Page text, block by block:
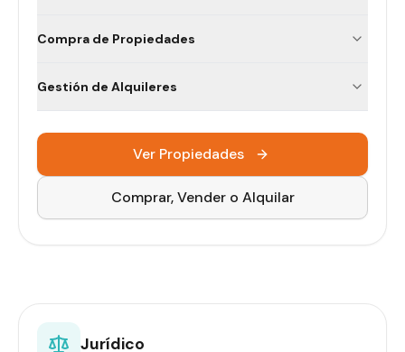
Compra de Propiedades
Gestión de Alquileres
Ver Propiedades
Comprar, Vender o Alquilar
Jurídico